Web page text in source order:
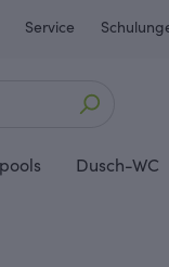
Service
Dusch-WC